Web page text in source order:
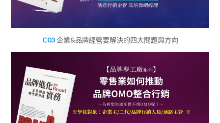
C03企業&品牌經營要解決的四大問題與方向